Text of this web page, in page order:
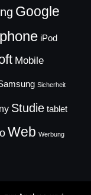
Google
iPod
Mobile
Sicherheit
Studie tablet
Web Werbung